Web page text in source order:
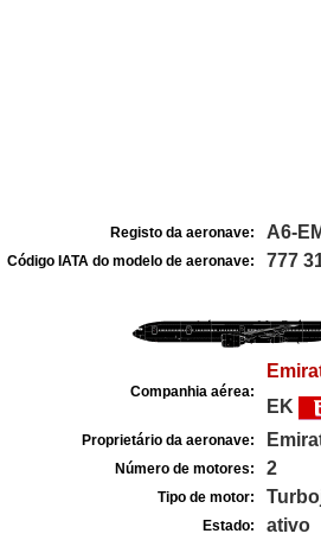
Registo da aeronave: A6-
Código IATA do modelo de aeronave: 777
Companhia aérea:
EK
Proprietário da aeronave:
Número de motores: 2
Tipo de motor:
Estado: ativo